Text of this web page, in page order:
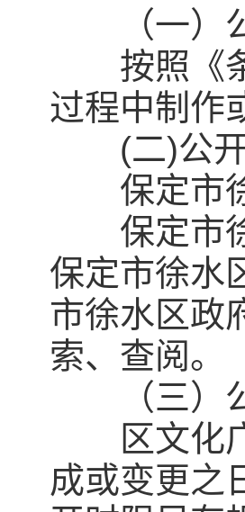
（一）
按照《条
过程中制作
(二)公开
保定市徐
保定市徐
保定市徐水
市徐水区政
索、查阅。
（三）
区文化广
成或变更之